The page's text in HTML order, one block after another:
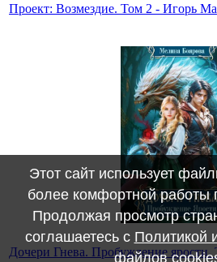
Проект: Возмездие. Том 2 - Игорь
Дочери Гнева. Пробуждение
Этот сайт использует
более комфортной работы
Продолжая просмотр
соглашаетесь с Политикой
файлов